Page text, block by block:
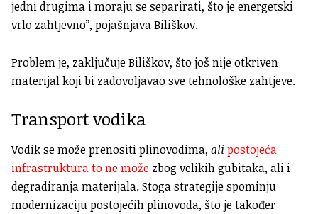
jedni drugima i moraju se separirati, što je energetski
vrlo zahtjevno”, pojašnjava Biliškov.
Problem je, zaključuje Biliškov, što još nije otkriven
materijal koji bi zadovoljavao sve tehnološke zahtjeve.
Transport vodika
Vodik se može prenositi plinovodima, ali postojeća
infrastruktura to ne može zbog velikih gubitaka, ali i
degradiranja materijala. Stoga strategije spominju
modernizaciju postojećih plinovoda, što je također